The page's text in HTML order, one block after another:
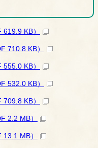
KB）
710.8 KB）
KB）
532.0 KB）
KB）
2.2 MB）
MB）